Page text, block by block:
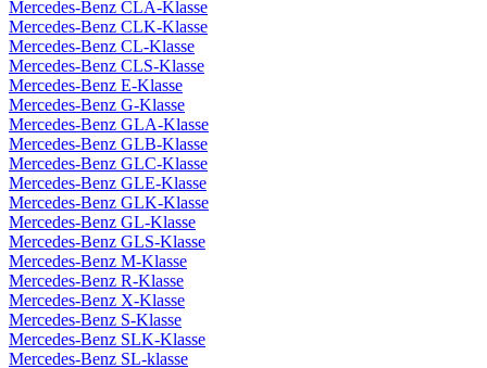
Mercedes-Benz CLA-Klasse
Mercedes-Benz CLK-Klasse
Mercedes-Benz CL-Klasse
Mercedes-Benz CLS-Klasse
Mercedes-Benz E-Klasse
Mercedes-Benz G-Klasse
Mercedes-Benz GLA-Klasse
Mercedes-Benz GLB-Klasse
Mercedes-Benz GLC-Klasse
Mercedes-Benz GLE-Klasse
Mercedes-Benz GLK-Klasse
Mercedes-Benz GL-Klasse
Mercedes-Benz GLS-Klasse
Mercedes-Benz M-Klasse
Mercedes-Benz R-Klasse
Mercedes-Benz X-Klasse
Mercedes-Benz S-Klasse
Mercedes-Benz SLK-Klasse
Mercedes-Benz SL-klasse